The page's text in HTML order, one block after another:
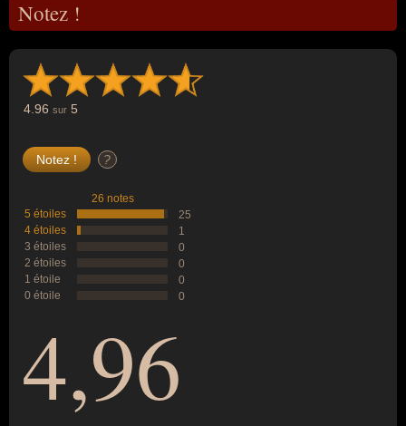
Notez !
4.96 sur 5
?
26 notes
5 étoiles
25
4 étoiles
1
3 étoiles
0
2 étoiles
0
1 étoile
0
0 étoile
0
4,96